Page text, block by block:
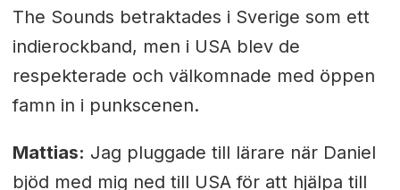
The Sounds betraktades i Sverige som ett
indierockband, men i USA blev de
respekterade och välkomnade med öppen
famn in i punkscenen.
Mattias: Jag pluggade till lärare när Daniel
bjöd med mig ned till USA för att hjälpa till